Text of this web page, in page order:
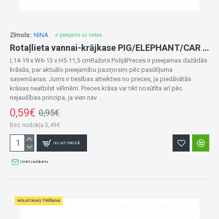
Zīmols:: NINA ✔ pieejams uz vietas
Rotaļlieta vannai-krājkase PIG/ELEPHANT/CAR 00123
L14-19 x W6-13 x H5-11,5 cmRažots PolijāPreces ir pieejamas dažādās
krāsās, par aktuālo pieejamību paziņosim pēc pasūtījuma
saņemšanas. Jums ir tiesības atteikties no preces, ja piedāvātās
krāsas neatbilst vēlmēm. Preces krāsa var tikt nosūtīta arī pēc
nejaušības principa, ja vien nav ..
0,59€ 0,95€
Bez nodokļa:0,49€
IELIKT GROZĀ
Uzdot jautājumu
NOLIKTAVAS TĪRĪŠANA